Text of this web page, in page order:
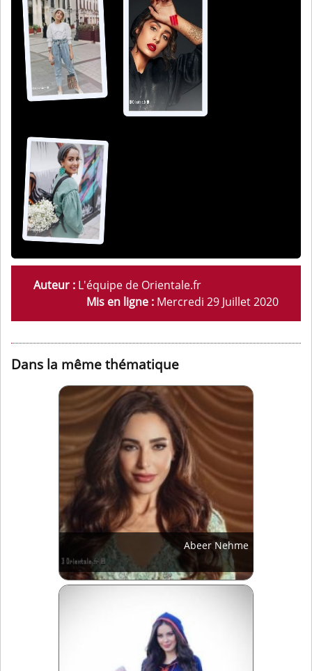
Auteur : L'équipe de Orientale.fr
Mis en ligne : Mercredi 29 Juillet 2020
Dans la même thématique
Abeer Nehme